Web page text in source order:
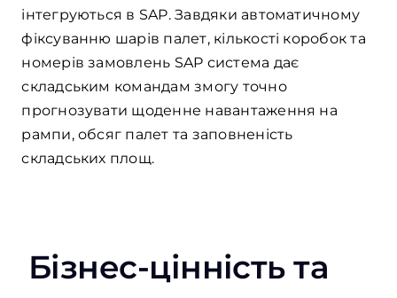
інтегруються в SAP. Завдяки автоматичному
фіксуванню шарів палет, кількості коробок та
номерів замовлень SAP система дає
складським командам змогу точно
прогнозувати щоденне навантаження на
рампи, обсяг палет та заповненість
складських площ.
Бізнес-цінність та